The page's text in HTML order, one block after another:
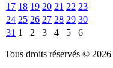
17 18 19 20 21 22 23
24 25 26 27 28 29 30
31 1 2 3 4 5 6
Tous droits réservés © 2026